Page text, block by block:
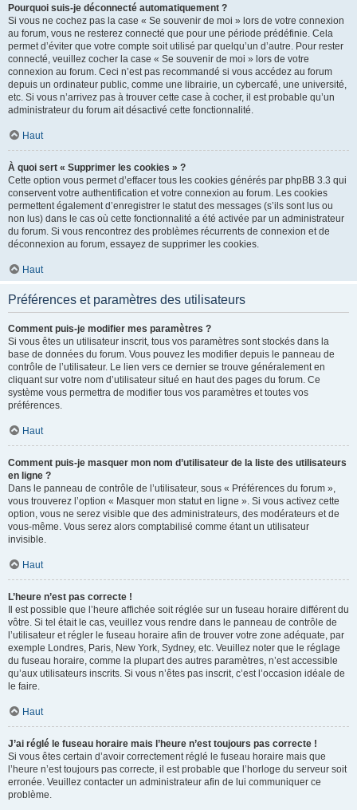
Pourquoi suis-je déconnecté automatiquement ?
Si vous ne cochez pas la case « Se souvenir de moi » lors de votre connexion
au forum, vous ne resterez connecté que pour une période prédéfinie. Cela
permet d’éviter que votre compte soit utilisé par quelqu’un d’autre. Pour rester
connecté, veuillez cocher la case « Se souvenir de moi » lors de votre
connexion au forum. Ceci n’est pas recommandé si vous accédez au forum
depuis un ordinateur public, comme une librairie, un cybercafé, une université,
etc. Si vous n’arrivez pas à trouver cette case à cocher, il est probable qu’un
administrateur du forum ait désactivé cette fonctionnalité.
Haut
À quoi sert « Supprimer les cookies » ?
Cette option vous permet d’effacer tous les cookies générés par phpBB 3.3 qui
conservent votre authentification et votre connexion au forum. Les cookies
permettent également d’enregistrer le statut des messages (s’ils sont lus ou
non lus) dans le cas où cette fonctionnalité a été activée par un administrateur
du forum. Si vous rencontrez des problèmes récurrents de connexion et de
déconnexion au forum, essayez de supprimer les cookies.
Haut
Préférences et paramètres des utilisateurs
Comment puis-je modifier mes paramètres ?
Si vous êtes un utilisateur inscrit, tous vos paramètres sont stockés dans la
base de données du forum. Vous pouvez les modifier depuis le panneau de
contrôle de l’utilisateur. Le lien vers ce dernier se trouve généralement en
cliquant sur votre nom d’utilisateur situé en haut des pages du forum. Ce
système vous permettra de modifier tous vos paramètres et toutes vos
préférences.
Haut
Comment puis-je masquer mon nom d’utilisateur de la liste des utilisateurs
en ligne ?
Dans le panneau de contrôle de l’utilisateur, sous « Préférences du forum »,
vous trouverez l’option « Masquer mon statut en ligne ». Si vous activez cette
option, vous ne serez visible que des administrateurs, des modérateurs et de
vous-même. Vous serez alors comptabilisé comme étant un utilisateur
invisible.
Haut
L’heure n’est pas correcte !
Il est possible que l’heure affichée soit réglée sur un fuseau horaire différent du
vôtre. Si tel était le cas, veuillez vous rendre dans le panneau de contrôle de
l’utilisateur et régler le fuseau horaire afin de trouver votre zone adéquate, par
exemple Londres, Paris, New York, Sydney, etc. Veuillez noter que le réglage
du fuseau horaire, comme la plupart des autres paramètres, n’est accessible
qu’aux utilisateurs inscrits. Si vous n’êtes pas inscrit, c’est l’occasion idéale de
le faire.
Haut
J’ai réglé le fuseau horaire mais l’heure n’est toujours pas correcte !
Si vous êtes certain d’avoir correctement réglé le fuseau horaire mais que
l’heure n’est toujours pas correcte, il est probable que l’horloge du serveur soit
erronée. Veuillez contacter un administrateur afin de lui communiquer ce
problème.